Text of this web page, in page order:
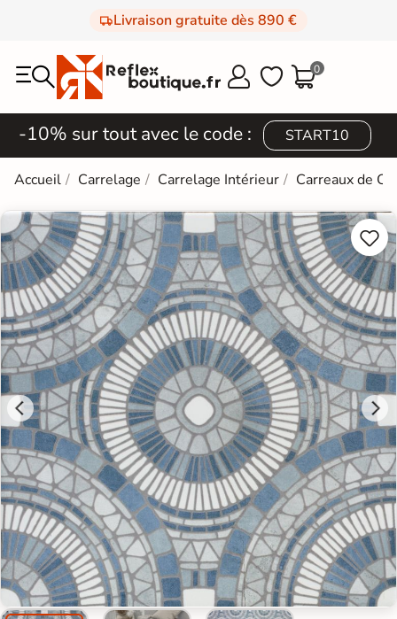
Livraison gratuite dès 890 €
  0
-10% sur tout avec le code : START10
Accueil Carrelage Carrelage Intérieur Carreaux de

